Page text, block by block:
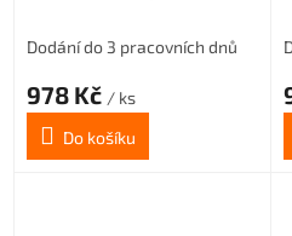
Dodání do 3 pracovních dnů
978 Kč / ks
Do košíku